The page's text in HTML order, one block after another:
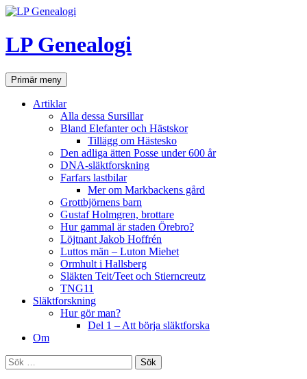
Hoppa
innehåll
LP Genealogi
SökPrimär meny
Artiklar
Alla dessa Sursillar
Bland Elefanter och Hästskor
Tillägg om Hästesko
Den adliga ätten Posse under 600 år
DNA-släktforskning
Farfars lastbilar
Mer om Markbackens gård
Grottbjörnens barn
Gustaf Holmgren, brottare
Hur gammal är staden Örebro?
Löjtnant Jakob Hoffrén
Luttos män – Luton Miehet
Ormhult i Hallsberg
Släkten Teit/Teet och Stierncreutz
TNG11
Släktforskning
Hur gör man?
Del 1 – Att börja släktforska
Om
Sök
efter: